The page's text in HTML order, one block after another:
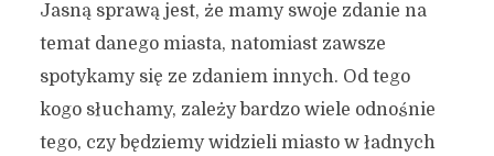
Jasną sprawą jest, że mamy swoje zdanie na
temat danego miasta, natomiast zawsze
spotykamy się ze zdaniem innych. Od tego
kogo słuchamy, zależy bardzo wiele odnośnie
tego, czy będziemy widzieli miasto w ładnych